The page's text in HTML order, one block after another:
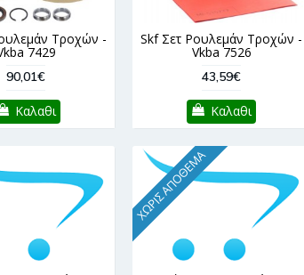
Τροχών -
7429
90,01€
Καλαθι
Skf Σετ Ρουλεμάν Τροχών -
Vkba 7526
43,59€
Καλαθι
ΧΩΡΊΣ ΑΠΌΘΕΜΑ